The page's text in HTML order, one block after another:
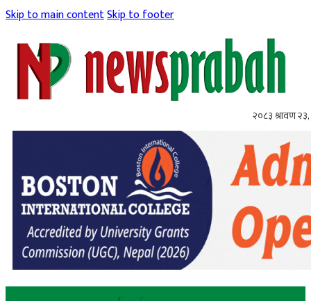
Skip to main contentSkip to footer
२०८३ श्रावण २३,